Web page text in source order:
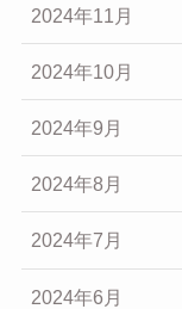
2024年11月
2024年10月
2024年9月
2024年8月
2024年7月
2024年6月